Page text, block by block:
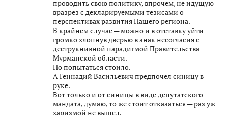
проводить свою политику, впрочем, не идущую
вразрез с декларируемыми тезисами о
перспективах развития Нашего региона.
В крайнем случае — можно и в отставку уйти
громко хлопнув дверью в знак несогласия с
деструкнивной парадигмой Правительства
Мурманской области.
Но попытаться стоило.
А Геннадий Васильевич предпочёл синицу в
руке.
Вот только и от синицы в виде депутатского
мандата, думаю, то же стоит отказаться — раз уж
харизмой не вышел.